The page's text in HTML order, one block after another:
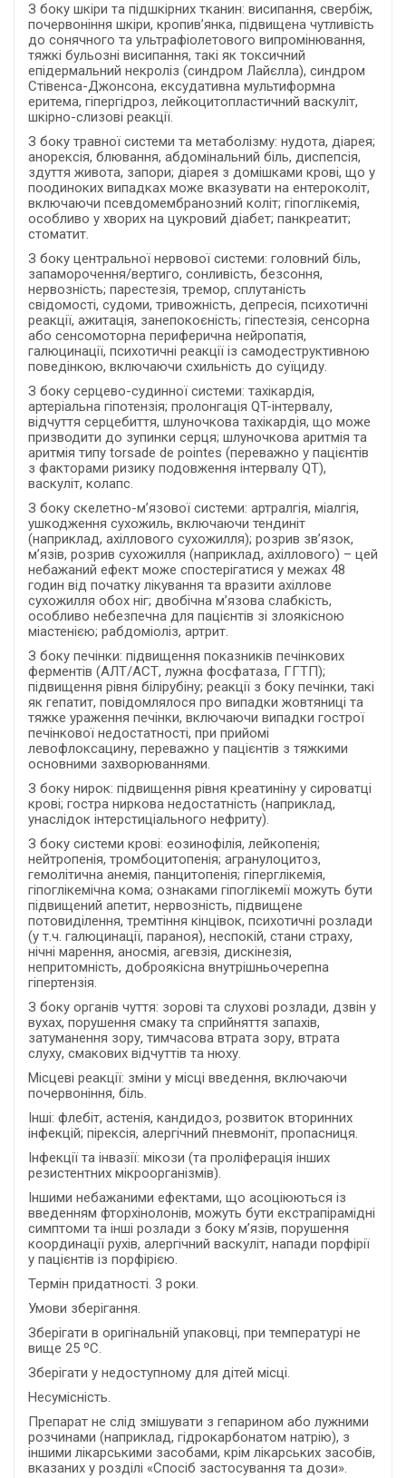
З боку шкіри та підшкірних тканин: висипання, свербіж,
почервоніння шкіри, кропив’янка, підвищена чутливість
до сонячного та ультрафіолетового випромінювання,
тяжкі бульозні висипання, такі як токсичний
епідермальний некроліз (синдром Лайєлла), синдром
Стівенса-Джонсона, ексудативна мультиформна
еритема, гіпергідроз, лейкоцитопластичний васкуліт,
шкірно-слизові реакції.
З боку травної системи та метаболізму: нудота, діарея;
анорексія, блювання, абдомінальний біль, диспепсія,
здуття живота, запори; діарея з домішками крові, що у
поодиноких випадках може вказувати на ентероколіт,
включаючи псевдомембранозний коліт; гіпоглікемія,
особливо у хворих на цукровий діабет; панкреатит;
стоматит.
З боку центральної нервової системи: головний біль,
запаморочення/вертиго, сонливість, безсоння,
нервозність; парестезія, тремор, сплутаність
свідомості, судоми, тривожність, депресія, психотичні
реакції, ажитація, занепокоєність; гіпестезія, сенсорна
або сенсомоторна периферична нейропатія,
галюцинації, психотичні реакції із самодеструктивною
поведінкою, включаючи схильність до суїциду.
З боку серцево-судинної системи: тахікардія,
артеріальна гіпотензія; пролонгація QT-інтервалу,
відчуття серцебиття, шлуночкова тахікардія, що може
призводити до зупинки серця; шлуночкова аритмія та
аритмія типу torsade de pointes (переважно у пацієнтів
з факторами ризику подовження інтервалу QT),
васкуліт, колапс.
З боку скелетно-м’язової системи: артралгія, міалгія,
ушкодження сухожиль, включаючи тендиніт
(наприклад, ахіллового сухожилля); розрив зв’язок,
м’язів, розрив сухожилля (наприклад, ахіллового) – цей
небажаний ефект може спостерігатися у межах 48
годин від початку лікування та вразити ахіллове
сухожилля обох ніг; двобічна м’язова слабкість,
особливо небезпечна для пацієнтів зі злоякісною
міастенією; рабдоміоліз, артрит.
З боку печінки: підвищення показників печінкових
ферментів (АЛТ/АСТ, лужна фосфатаза, ГГТП);
підвищення рівня білірубіну; реакції з боку печінки, такі
як гепатит, повідомлялося про випадки жовтяниці та
тяжке ураження печінки, включаючи випадки гострої
печінкової недостатності, при прийомі
левофлоксацину, переважно у пацієнтів з тяжкими
основними захворюваннями.
З боку нирок: підвищення рівня креатиніну у сироватці
крові; гостра ниркова недостатність (наприклад,
унаслідок інтерстиціального нефриту).
З боку системи крові: еозинофілія, лейкопенія;
нейтропенія, тромбоцитопенія; агранулоцитоз,
гемолітична анемія, панцитопенія; гіперглікемія,
гіпоглікемічна кома; ознаками гіпоглікемії можуть бути
підвищений апетит, нервозність, підвищене
потовиділення, тремтіння кінцівок, психотичні розлади
(у т.ч. галюцинації, параноя), неспокій, стани страху,
нічні марення, аносмія, агевзія, дискінезія,
непритомність, доброякісна внутрішньочерепна
гіпертензія.
З боку органів чуття: зорові та слухові розлади, дзвін у
вухах, порушення смаку та сприйняття запахів,
затуманення зору, тимчасова втрата зору, втрата
слуху, смакових відчуттів та нюху.
Місцеві реакції: зміни у місці введення, включаючи
почервоніння, біль.
Інші: флебіт, астенія, кандидоз, розвиток вторинних
інфекцій; пірексія, алергічний пневмоніт, пропасниця.
Інфекції та інвазії: мікози (та проліферація інших
резистентних мікроорганізмів).
Іншими небажаними ефектами, що асоціюються із
введенням фторхінолонів, можуть бути екстрапірамідні
симптоми та інші розлади з боку м’язів, порушення
координації рухів, алергічний васкуліт, напади порфірії
у пацієнтів із порфірією.
Термін придатності. 3 роки.
Умови зберігання.
Зберігати в оригінальній упаковці, при температурі не
вище 25 ºС.
Зберігати у недоступному для дітей місці.
Несумісність.
Препарат не слід змішувати з гепарином або лужними
розчинами (наприклад, гідрокарбонатом натрію), з
іншими лікарськими засобами, крім лікарських засобів,
вказаних у розділі «Спосіб застосування та дози».